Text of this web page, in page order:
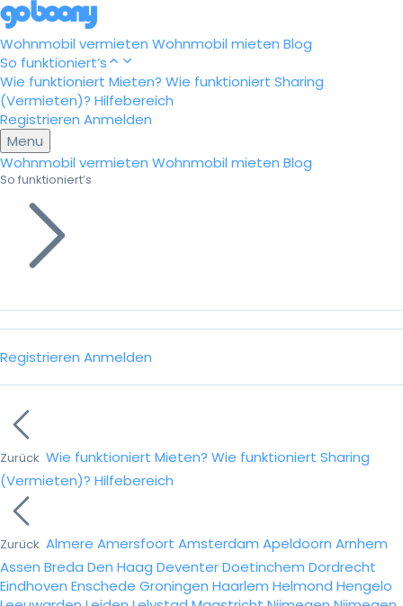
Wohnmobil vermieten Wohnmobil mieten Blog
So funktioniert’s
Wie funktioniert Mieten? Wie funktioniert Sharing
(Vermieten)? Hilfebereich
Registrieren Anmelden
Menu
Wohnmobil vermieten Wohnmobil mieten Blog
So funktioniert’s
Registrieren Anmelden
Zurück Wie funktioniert Mieten? Wie funktioniert Sharing
(Vermieten)? Hilfebereich
Zurück Almere Amersfoort Amsterdam Apeldoorn Arnhem
Assen Breda Den Haag DeventerDoetinchem Dordrecht
Eindhoven Enschede Groningen Haarlem Helmond Hengelo